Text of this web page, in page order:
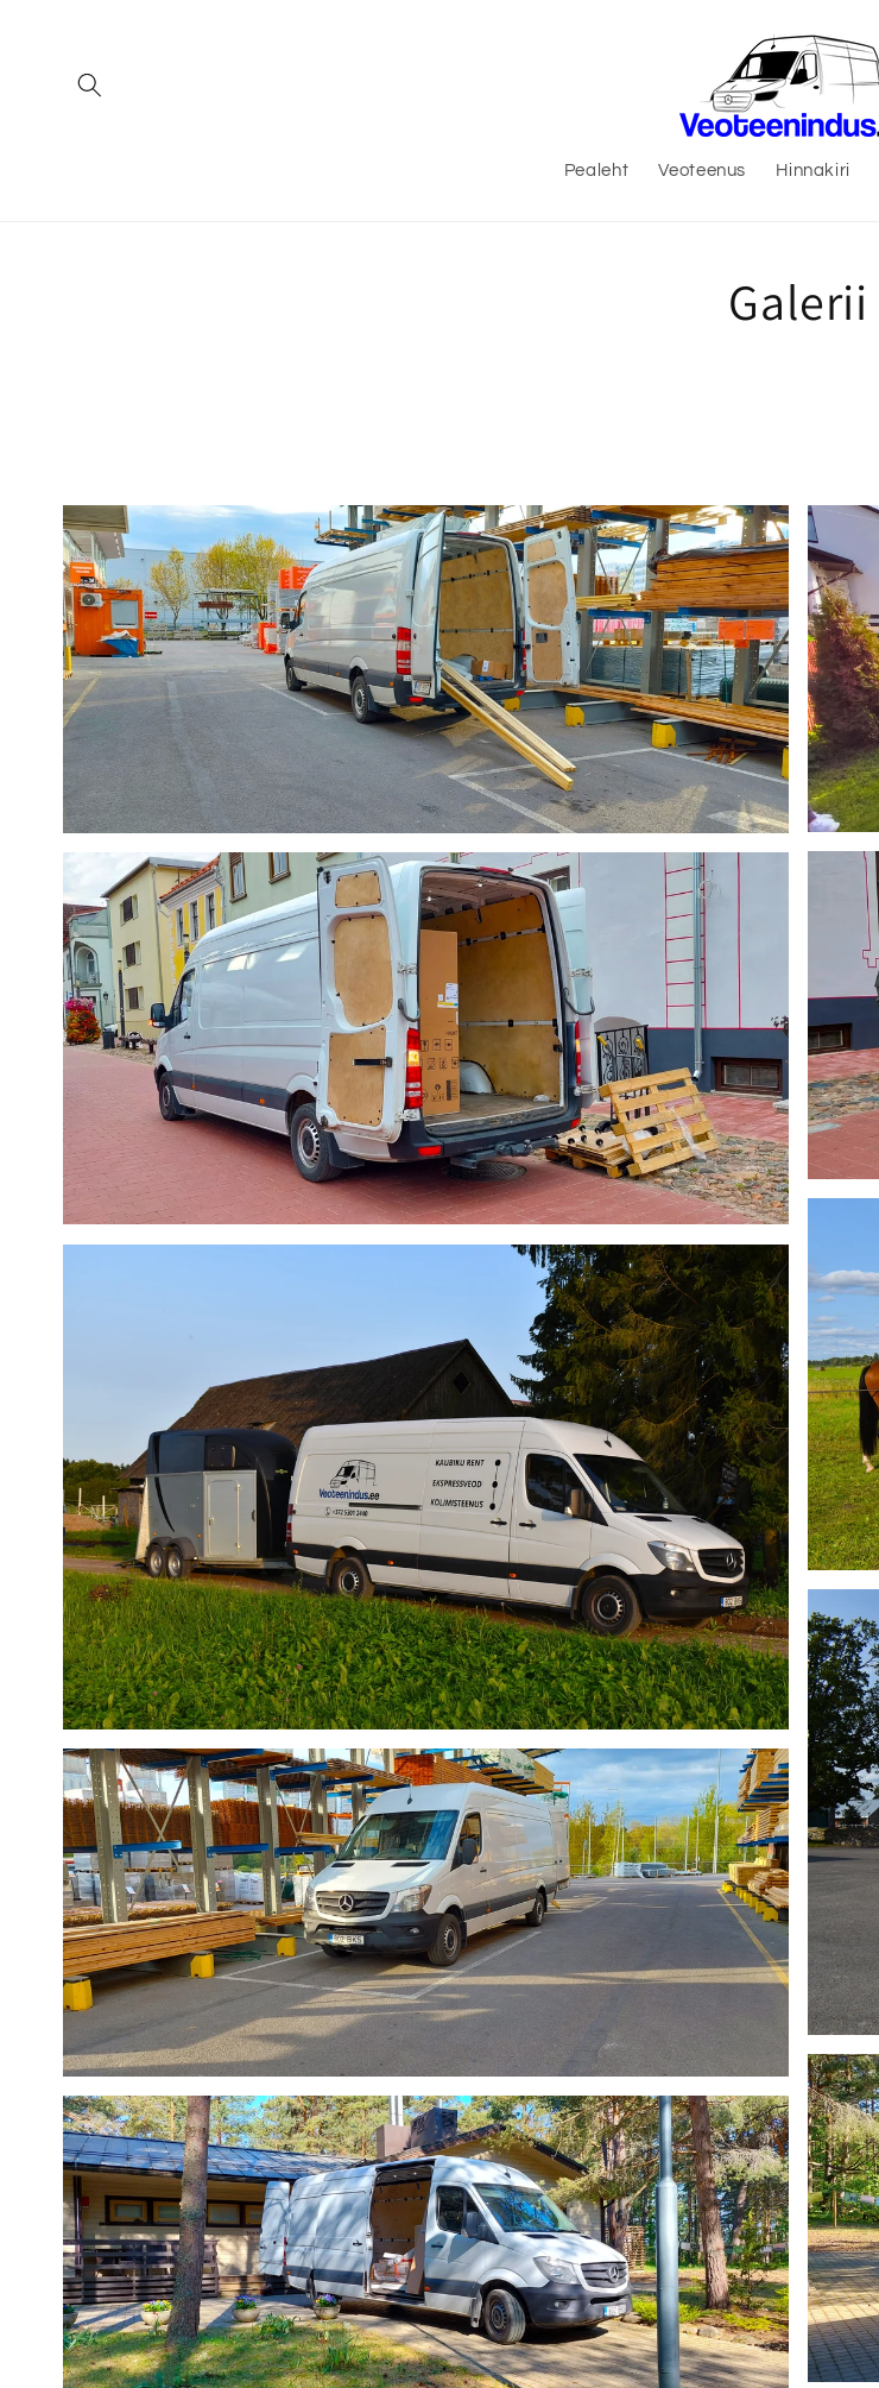
Pealeht Veoteenus Hinnakiri
Galerii